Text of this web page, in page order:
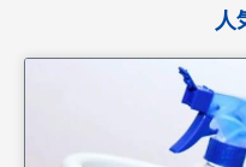
人